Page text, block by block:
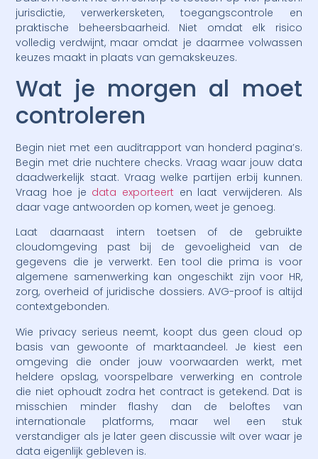
jurisdictie, verwerkersketen, toegangscontrole en
praktische beheersbaarheid. Niet omdat elk risico
volledig verdwijnt, maar omdat je daarmee volwassen
keuzes maakt in plaats van gemakskeuzes.
Wat je morgen al moet
controleren
Begin niet met een auditrapport van honderd pagina’s.
Begin met drie nuchtere checks. Vraag waar jouw data
daadwerkelijk staat. Vraag welke partijen erbij kunnen.
Vraag hoe je data exporteert en laat verwijderen. Als
daar vage antwoorden op komen, weet je genoeg.
Laat daarnaast intern toetsen of de gebruikte
cloudomgeving past bij de gevoeligheid van de
gegevens die je verwerkt. Een tool die prima is voor
algemene samenwerking kan ongeschikt zijn voor HR,
zorg, overheid of juridische dossiers. AVG-proof is altijd
contextgebonden.
Wie privacy serieus neemt, koopt dus geen cloud op
basis van gewoonte of marktaandeel. Je kiest een
omgeving die onder jouw voorwaarden werkt, met
heldere opslag, voorspelbare verwerking en controle
die niet ophoudt zodra het contract is getekend. Dat is
misschien minder flashy dan de beloftes van
internationale platforms, maar wel een stuk
verstandiger als je later geen discussie wilt over waar je
data eigenlijk gebleven is.